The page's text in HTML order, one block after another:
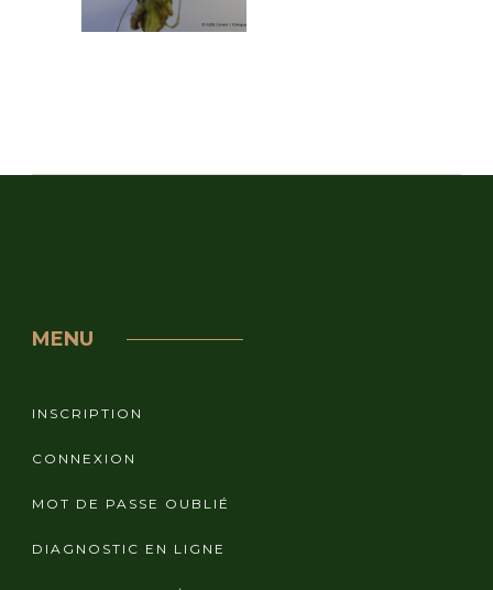
MENU
INSCRIPTION
CONNEXION
MOT DE PASSE OUBLIÉ
DIAGNOSTIC EN LIGNE